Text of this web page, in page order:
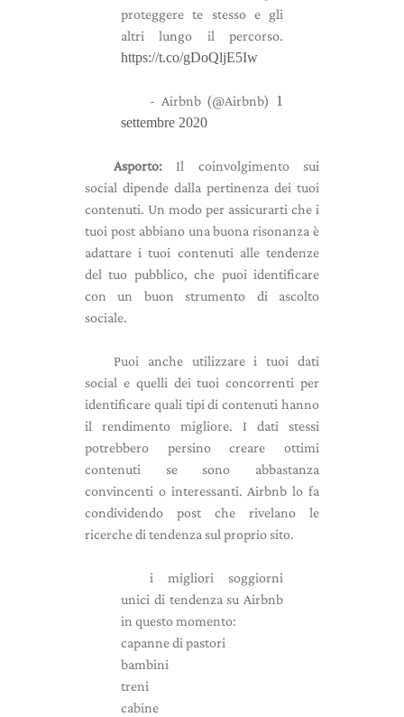
proteggere te stesso e gli
altri lungo il percorso.
https://t.co/gDoQljE5Iw
- Airbnb (@Airbnb) 1
settembre 2020
Asporto: Il coinvolgimento sui
social dipende dalla pertinenza dei tuoi
contenuti. Un modo per assicurarti che i
tuoi post abbiano una buona risonanza è
adattare i tuoi contenuti alle tendenze
del tuo pubblico, che puoi identificare
con un buon strumento di ascolto
sociale.
Puoi anche utilizzare i tuoi dati
social e quelli dei tuoi concorrenti per
identificare quali tipi di contenuti hanno
il rendimento migliore. I dati stessi
potrebbero persino creare ottimi
contenuti se sono abbastanza
convincenti o interessanti. Airbnb lo fa
condividendo post che rivelano le
ricerche di tendenza sul proprio sito.
i migliori soggiorni
unici di tendenza su Airbnb
in questo momento:
capanne di pastori
bambini
treni
cabine